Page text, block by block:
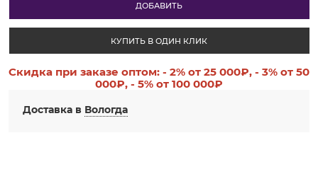
ДОБАВИТЬ
КУПИТЬ В ОДИН КЛИК
Скидка при заказе оптом: - 2% от 25 000₽, - 3% от 50
000₽, - 5% от 100 000₽
Доставка в Вологда